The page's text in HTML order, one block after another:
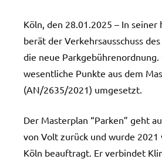
Köln, den 28.01.2025 – In
berät der Verkehrsausschuss
die neue
wesentliche Punkte aus dem
(AN/2635/2021) umgesetzt.
Der Masterplan “Parken” geht
von Volt zurück und wurde 2021
Köln beauftragt. Er verbindet